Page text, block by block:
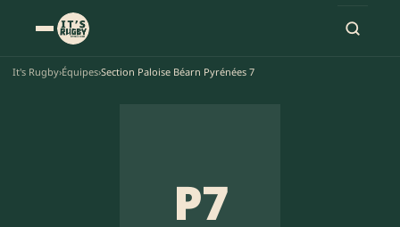
It's Rugby›Équipes›Section Paloise Béarn Pyrénées 7
P7